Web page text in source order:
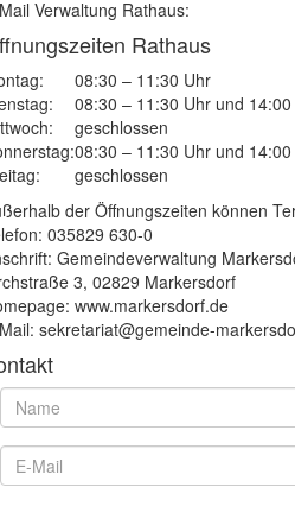
Verwaltung Rathaus:
Rathaus
08:30 – 11:30 Uhr
08:30 – 11:30 Uhr und
geschlossen
08:30 – 11:30 Uhr und
geschlossen
der Öffnungszeiten können
035829 630-0
Gemeindeverwaltung
3, 02829 Markersdorf
www.markersdorf.de
sekretariat@gemeinde-